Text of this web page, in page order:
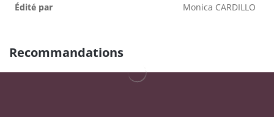
Édité par Monica CARDILLO
Recommandations